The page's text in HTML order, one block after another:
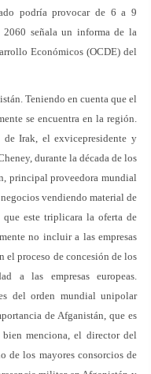
podría provocar de 6 a 9
2060 señala un informa de la
Económicos (OCDE) del
Teniendo en cuenta que el
se encuentra en la región.
Irak, el exvicepresidente y
durante la década de los
principal proveedora mundial
vendiendo material de
que este triplicara la oferta de
no incluir a las empresas
el proceso de concesión de los
a las empresas europeas.
del orden mundial unipolar
de Afganistán, que es
menciona, el director del
de los mayores consorcios de